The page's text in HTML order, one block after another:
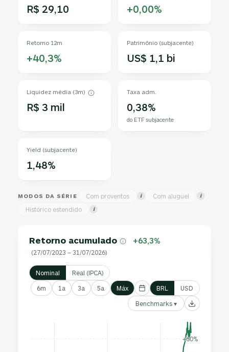
R$ 29,10 +0,00%
Retorno 12m
+40,3%
Patrimônio (subjacente)
US$ 1,1 bi
Liquidez média (3m)
R$ 3 mil
Taxa adm.
0,38%
do ETF subjacente
Yield (subjacente)
1,48%
MODOS DA SÉRIE Com proventos i Com aluguel i
Histórico estendido i
Retorno acumulado +63,3%
(27/07/2023 – 31/07/2026)
Nominal Real (IPCA)
6m 1a 3a 5a Máx BRL USD
Benchmarks ▾
+60%